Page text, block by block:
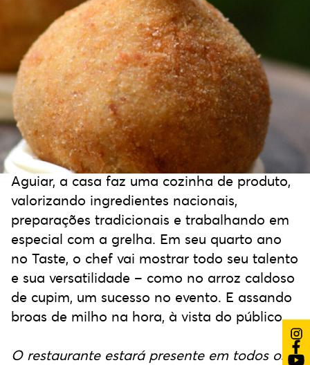
A Casa Rios vem angariando clientela fiel e
reconhecimento gastronômico desde sua
reabertura em 2021, no bairro do Tatuapé.
Agora, recém-mudada para Pinheiros, ela
volta ao Taste com mais sabores irresistíveis.
Liderada pelo chef e proprietário Rodrigo
Aguiar, a casa faz uma cozinha de produto,
valorizando ingredientes nacionais,
preparações tradicionais e trabalhando em
especial com a grelha. Em seu quarto ano
no Taste, o chef vai mostrar todo seu talento
e sua versatilidade – como no arroz caldoso
de cupim, um sucesso no evento. E assando
broas de milho na hora, à vista do público.
O restaurante estará presente em todos os